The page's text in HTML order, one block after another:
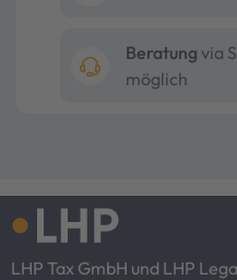
Beratung via
möglich
LHP Tax GmbH und LHP